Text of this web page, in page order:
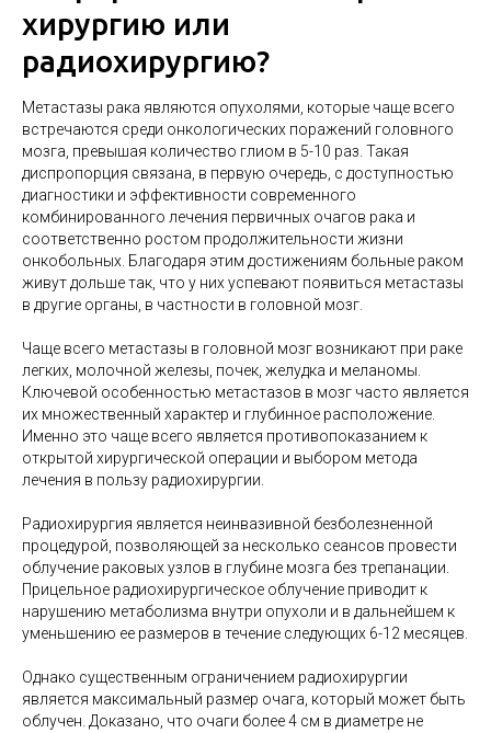
хирургию или
радиохирургию?
Метастазы рака являются опухолями, которые чаще всего
встречаются среди онкологических поражений головного
мозга, превышая количество глиом в 5-10 раз. Такая
диспропорция связана, в первую очередь, с доступностью
диагностики и эффективности современного
комбинированного лечения первичных очагов рака и
соответственно ростом продолжительности жизни
онкобольных. Благодаря этим достижениям больные раком
живут дольше так, что у них успевают появиться метастазы
в другие органы, в частности в головной мозг.
Чаще всего метастазы в головной мозг возникают при раке
легких, молочной железы, почек, желудка и меланомы.
Ключевой особенностью метастазов в мозг часто является
их множественный характер и глубинное расположение.
Именно это чаще всего является противопоказанием к
открытой хирургической операции и выбором метода
лечения в пользу радиохирургии.
Радиохирургия является неинвазивной безболезненной
процедурой, позволяющей за несколько сеансов провести
облучение раковых узлов в глубине мозга без трепанации.
Прицельное радиохирургическое облучение приводит к
нарушению метаболизма внутри опухоли и в дальнейшем к
уменьшению ее размеров в течение следующих 6-12 месяцев.
Однако существенным ограничением радиохирургии
является максимальный размер очага, который может быть
облучен. Доказано, что очаги более 4 см в диаметре не